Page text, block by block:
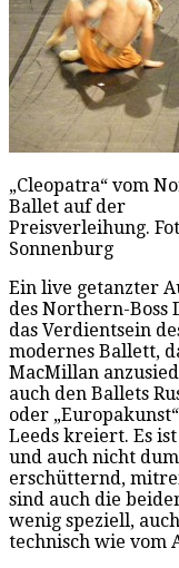
„Cleopatra“ vom
Ballet auf der
Preisverleihung.
Sonnenburg
Ein live getanzter
des Northern-Boss
das Verdientsein
modernes Ballett,
MacMillan
auch den Ballets
oder
Leeds kreiert. Es
und auch nicht
erschütternd,
sind auch die
wenig speziell,
technisch wie vom